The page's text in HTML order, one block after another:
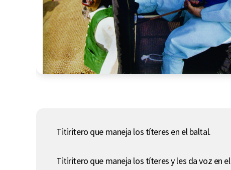
Titiritero que maneja los títeres en el baltal.
Titiritero que maneja los títeres y les da voz en